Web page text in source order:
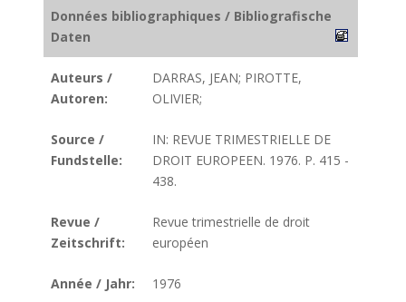
Données bibliographiques / Bibliografische
Daten
Auteurs /
Autoren:
DARRAS, JEAN; PIROTTE,
OLIVIER;
Source /
Fundstelle:
IN: REVUE TRIMESTRIELLE DE
DROIT EUROPEEN. 1976. P. 415 -
438.
Revue /
Zeitschrift:
Revue trimestrielle de droit
européen
Année / Jahr: 1976